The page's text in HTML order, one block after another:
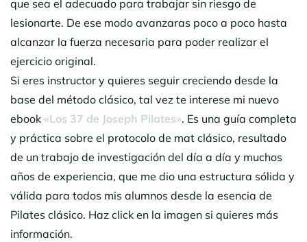
que sea el adecuado para trabajar sin riesgo de
lesionarte. De ese modo avanzaras poco a poco hasta
alcanzar la fuerza necesaria para poder realizar el
ejercicio original.
Si eres instructor y quieres seguir creciendo desde la
base del método clásico, tal vez te interese mi nuevo
ebook «Los 37 de Joseph Pilates». Es una guía completa
y práctica sobre el protocolo de mat clásico, resultado
de un trabajo de investigación del día a día y muchos
años de experiencia, que me dio una estructura sólida y
válida para todos mis alumnos desde la esencia de
Pilates clásico. Haz click en la imagen si quieres más
información.